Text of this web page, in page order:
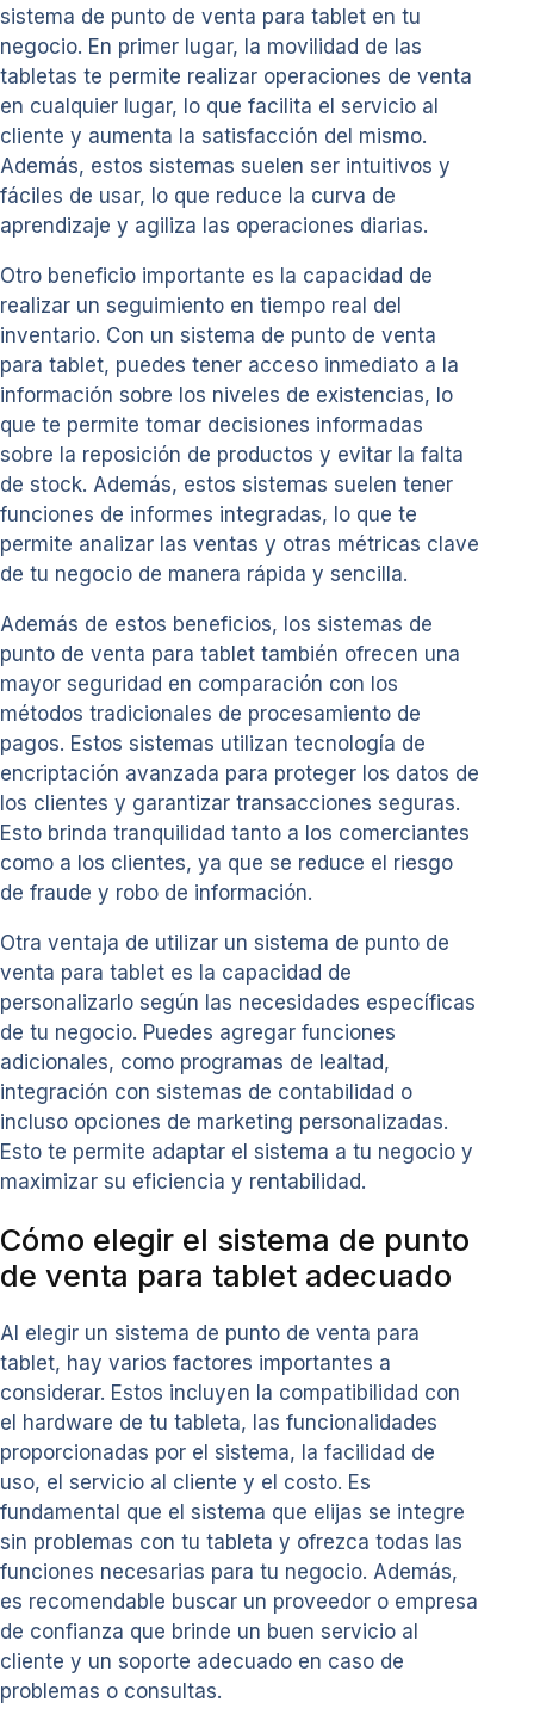
sistema de punto de venta para tablet en tu
negocio. En primer lugar, la movilidad de las
tabletas te permite realizar operaciones de venta
en cualquier lugar, lo que facilita el servicio al
cliente y aumenta la satisfacción del mismo.
Además, estos sistemas suelen ser intuitivos y
fáciles de usar, lo que reduce la curva de
aprendizaje y agiliza las operaciones diarias.
Otro beneficio importante es la capacidad de
realizar un seguimiento en tiempo real del
inventario. Con un sistema de punto de venta
para tablet, puedes tener acceso inmediato a la
información sobre los niveles de existencias, lo
que te permite tomar decisiones informadas
sobre la reposición de productos y evitar la falta
de stock. Además, estos sistemas suelen tener
funciones de informes integradas, lo que te
permite analizar las ventas y otras métricas clave
de tu negocio de manera rápida y sencilla.
Además de estos beneficios, los sistemas de
punto de venta para tablet también ofrecen una
mayor seguridad en comparación con los
métodos tradicionales de procesamiento de
pagos. Estos sistemas utilizan tecnología de
encriptación avanzada para proteger los datos de
los clientes y garantizar transacciones seguras.
Esto brinda tranquilidad tanto a los comerciantes
como a los clientes, ya que se reduce el riesgo
de fraude y robo de información.
Otra ventaja de utilizar un sistema de punto de
venta para tablet es la capacidad de
personalizarlo según las necesidades específicas
de tu negocio. Puedes agregar funciones
adicionales, como programas de lealtad,
integración con sistemas de contabilidad o
incluso opciones de marketing personalizadas.
Esto te permite adaptar el sistema a tu negocio y
maximizar su eficiencia y rentabilidad.
Cómo elegir el sistema de punto
de venta para tablet adecuado
Al elegir un sistema de punto de venta para
tablet, hay varios factores importantes a
considerar. Estos incluyen la compatibilidad con
el hardware de tu tableta, las funcionalidades
proporcionadas por el sistema, la facilidad de
uso, el servicio al cliente y el costo. Es
fundamental que el sistema que elijas se integre
sin problemas con tu tableta y ofrezca todas las
funciones necesarias para tu negocio. Además,
es recomendable buscar un proveedor o empresa
de confianza que brinde un buen servicio al
cliente y un soporte adecuado en caso de
problemas o consultas.